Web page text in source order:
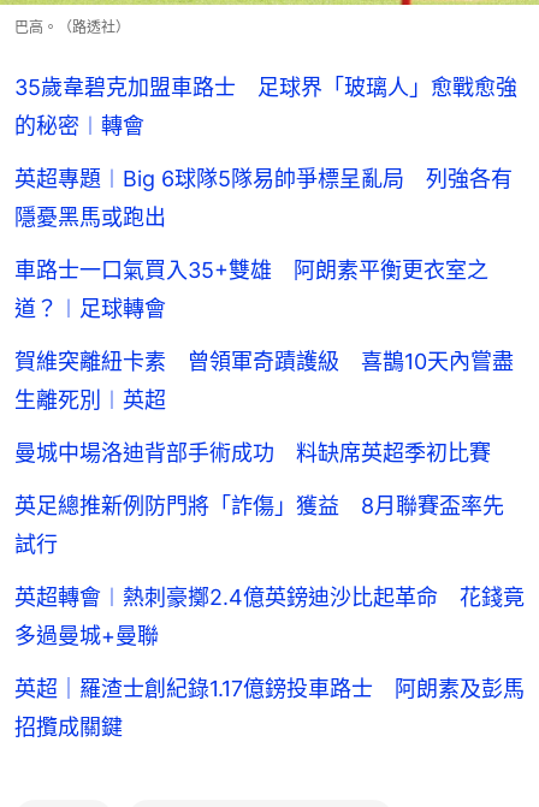
巴高。（路透社）
35歲韋碧克加盟車路士 足球界「玻璃人」愈戰愈強
的秘密︱轉會
英超專題︱Big 6球隊5隊易帥爭標呈亂局 列強各有
隱憂黑馬或跑出
車路士一口氣買入35+雙雄 阿朗素平衡更衣室之
道？︱足球轉會
賀維突離紐卡素 曾領軍奇蹟護級 喜鵲10天內嘗盡
生離死別︱英超
曼城中場洛迪背部手術成功 料缺席英超季初比賽
英足總推新例防門將「詐傷」獲益 8月聯賽盃率先
試行
英超轉會︱熱刺豪擲2.4億英鎊迪沙比起革命 花錢竟
多過曼城+曼聯
英超｜羅渣士創紀錄1.17億鎊投車路士 阿朗素及彭馬
招攬成關鍵